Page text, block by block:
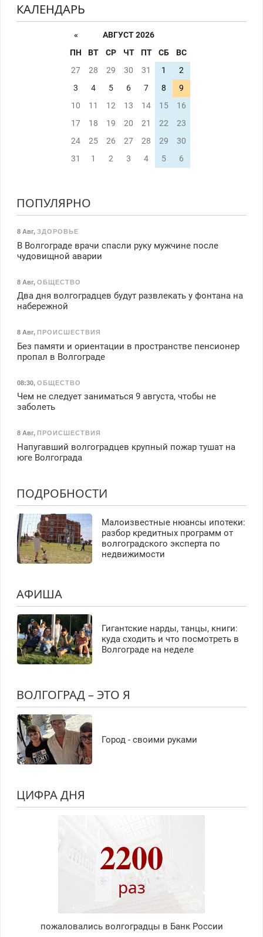
КАЛЕНДАРЬ
«
АВГУСТ 2026
ПН
ВТ СР ЧТ ПТ СБ
ВС
27
28 29 30 31 1
2
3
4 5 6 7 8
9
10
11 12 13 14 15
16
17
18 19 20 21 22
23
24
25 26 27 28 29
30
31
1 2 3 4 5 6
ПОПУЛЯРНО
8 Авг, ЗДОРОВЬЕ
В Волгограде врачи спасли руку мужчине после
чудовищной аварии
8 Авг, ОБЩЕСТВО
Два дня волгоградцев будут развлекать у фонтана на
набережной
8 Авг, ПРОИСШЕСТВИЯ
Без памяти и ориентации в пространстве пенсионер
пропал в Волгограде
08:30, ОБЩЕСТВО
Чем не следует заниматься 9 августа, чтобы не
заболеть
8 Авг, ПРОИСШЕСТВИЯ
Напугавший волгоградцев крупный пожар тушат на
юге Волгограда
ПОДРОБНОСТИ
Малоизвестные нюансы ипотеки:
разбор кредитных программ от
волгоградского эксперта по
недвижимости
АФИША
Гигантские нарды, танцы, книги:
куда сходить и что посмотреть в
Волгограде на неделе
ВОЛГОГРАД – ЭТО Я
Город - своими руками
ЦИФРА ДНЯ
2200
раз
пожаловались волгоградцы в Банк России